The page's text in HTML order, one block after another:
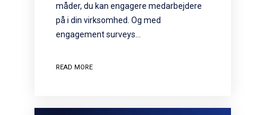
måder, du kan engagere medarbejdere
på i din virksomhed. Og med
engagement surveys…
READ MORE